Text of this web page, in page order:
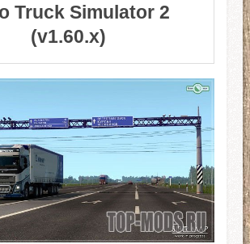
Truck Simulator 2
(v1.60.x)